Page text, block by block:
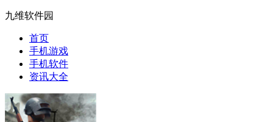
九维软件园
首页
手机游戏
手机软件
资讯大全